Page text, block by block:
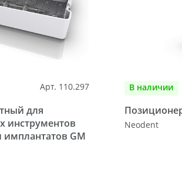
Арт. 110.297
для
инструментов
имплантатов GM
В наличии
Neodent